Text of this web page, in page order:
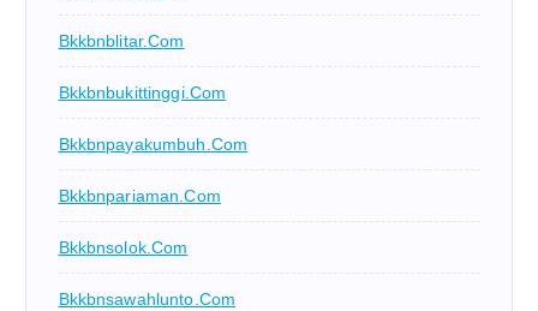
Bkkbnblitar.com
Bkkbnbukittinggi.com
Bkkbnpayakumbuh.com
Bkkbnpariaman.com
Bkkbnsolok.com
Bkkbnsawahlunto.com